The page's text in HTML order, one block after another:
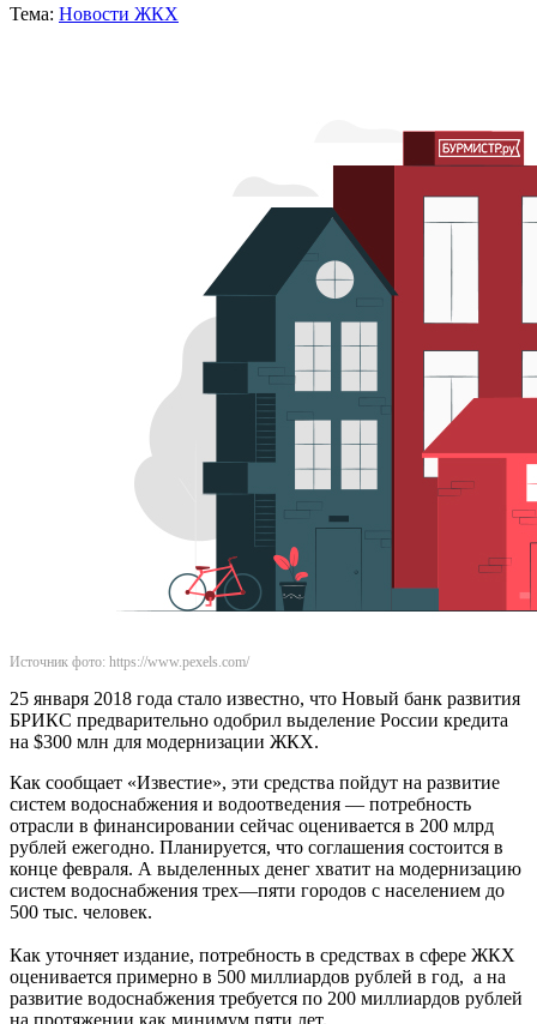
Тема: Новости ЖКХ
Источник фото: https://www.pexels.com/
25 января 2018 года стало известно, что Новый банк развития
БРИКС предварительно одобрил выделение России кредита
на $300 млн для модернизации ЖКХ.
Как сообщает «Известие», эти средства пойдут на развитие
систем водоснабжения и водоотведения — потребность
отрасли в финансировании сейчас оценивается в 200 млрд
рублей ежегодно. Планируется, что соглашения состоится в
конце февраля. А выделенных денег хватит на модернизацию
систем водоснабжения трех—пяти городов с населением до
500 тыс. человек.
Как уточняет издание, потребность в средствах в сфере ЖКХ
оценивается примерно в 500 миллиардов рублей в год, а на
развитие водоснабжения требуется по 200 миллиардов рублей
на протяжении как минимум пяти лет.